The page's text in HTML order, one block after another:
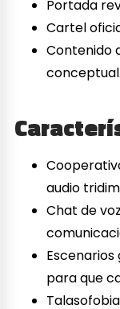
Portada
Cartel
Contenido
conceptual.
audio
Chat de
para que